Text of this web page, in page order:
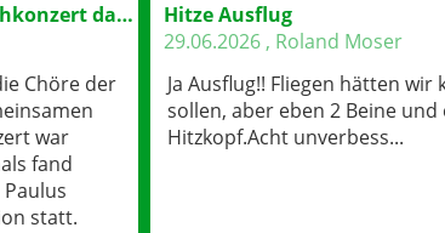
Als Zuhörerin am Wunschkonzert dabei.♡
Chöre der
war
fand
statt.
Hitze Ausflug
29.06.2026, Roland Moser
Ja Ausflug!! Fliegen hätten wir
sollen, aber eben 2 Beine und
Hitzkopf.Acht unverbess...